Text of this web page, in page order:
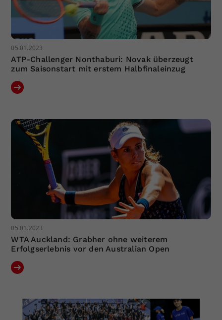
05.01.2023
ATP-Challenger Nonthaburi: Novak überzeugt
zum Saisonstart mit erstem Halbfinaleinzug
05.01.2023
WTA Auckland: Grabher ohne weiterem
Erfolgserlebnis vor den Australian Open